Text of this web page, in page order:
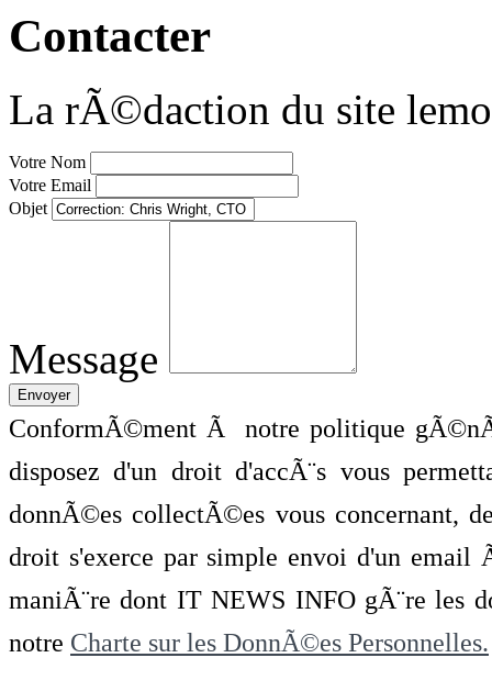
Contacter
La rÃ©daction du site
Votre Nom
Votre Email
Objet
Message
ConformÃ©ment Ã notre politique
disposez d'un droit d'accÃ¨s vous
donnÃ©es collectÃ©es vous concernant,
droit s'exerce par simple envoi d'un
maniÃ¨re dont IT NEWS INFO gÃ¨re les
notre Charte sur les DonnÃ©es Personnelles.